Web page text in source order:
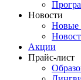
Новости
Новые
Акции
Прайс-лист